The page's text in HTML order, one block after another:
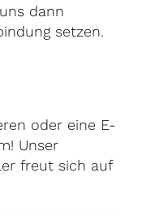
dann
setzen.
oder eine E-
Unser
freut sich auf